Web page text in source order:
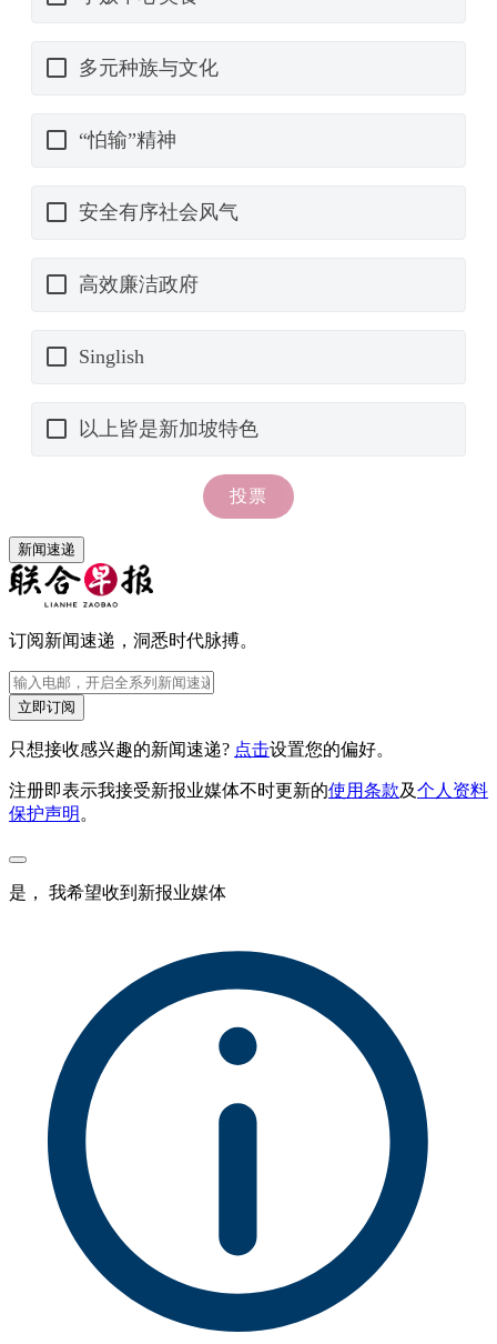
新闻速递
订阅新闻速递，洞悉时代脉搏。
立即订阅
只想接收感兴趣的新闻速递? 点击设置您的偏好。
注册即表示我接受新报业媒体不时更新的使用条款及个人资料
保护声明 。
是， 我希望收到新报业媒体